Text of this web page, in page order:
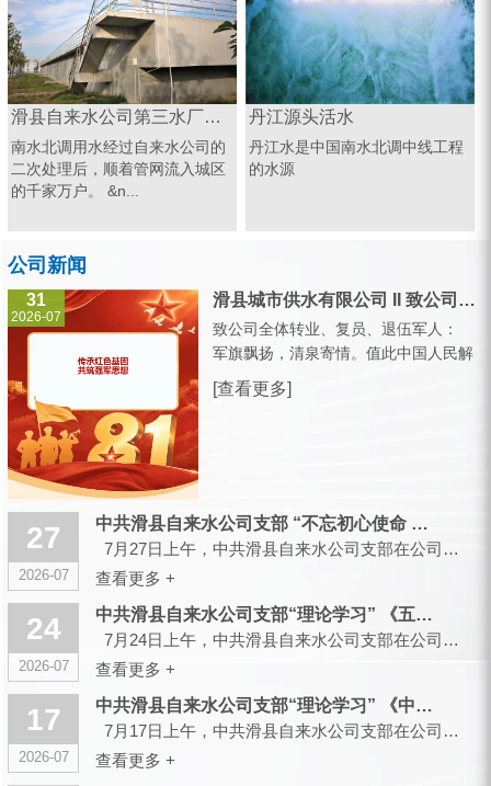
滑县自来水公司第三水厂南水北调源头
南水北调用水经过自来水公司的
二次处理后，顺着管网流入城区
的千家万户。 &n...
丹江源头活水
丹江水是中国南水北调中线工程
的水源
公司新闻
31
2026-07
滑县城市供水有限公司 II 致公司全体转业、复员、退伍军人的一封信
致公司全体转业、复员、退伍军人：
军旗飘扬，清泉寄情。值此中国人民解
放军建军99周年之际，滑县城市供水有
限公司，向全体曾身披戎装、现扎根水
[查看更多]
27
2026-07
中共滑县自来水公司支部 “不忘初心使命 传承红色基因”主题党...
7月27日上午，中共滑县自来水公司支部在公司大会议室召开会议，组织开展“不忘初心使命 传承红色...
查看更多 +
24
2026-07
中共滑县自来水公司支部“理论学习” 《五起政绩观偏差典型案件...
7月24日上午，中共滑县自来水公司支部在公司大会议室召开会议，组织开展“理论学习”...
查看更多 +
17
2026-07
中共滑县自来水公司支部“理论学习” 《中央党的建设工作领导小...
7月17日上午，中共滑县自来水公司支部在公司大会议室召开会议，组织开展“理论学习”...
查看更多 +